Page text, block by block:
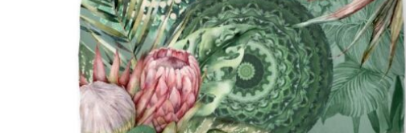
Oranje
Geel